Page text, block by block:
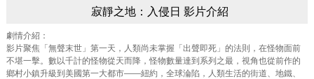
寂靜之地：入侵日 影片介紹
劇情介紹：
影片聚焦「無聲末世」第一天，人類尚未掌握「出聲即死」的法則，在怪物面前
不堪一擊。數以千計的怪物從天而降，怪物數量達到系列之最，視角也從前作的
鄉村小鎮升級到美國第一大都市——紐約，全球淪陷，人類生活的街道、地鐵、